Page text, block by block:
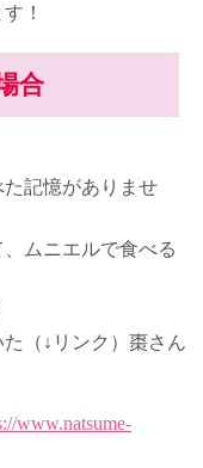
！
合
記憶がありませ
ムニエルで食べる
（↓リンク）棗さん
www.natsume-